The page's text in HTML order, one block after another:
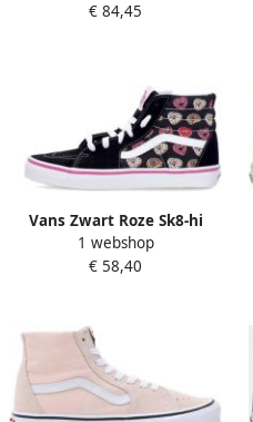
€ 84,45
Vans Zwart Roze Sk8-hi
Sneaker Liefde Black
1 webshop
€ 58,40